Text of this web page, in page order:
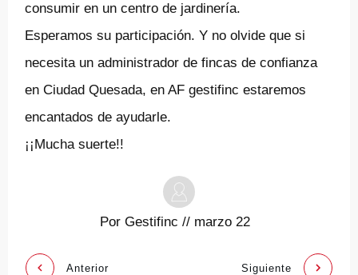
consumir en un centro de jardinería.
Esperamos su participación. Y no olvide que si
necesita un administrador de fincas de confianza
en Ciudad Quesada, en AF gestifinc estaremos
encantados de ayudarle.
¡¡Mucha suerte!!
Por Gestifinc // marzo 22
Anterior Siguiente